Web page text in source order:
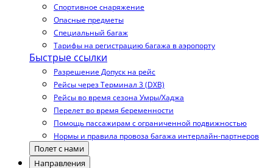
Спортивное снаряжение
Опасные предметы
Специальный багаж
Тарифы на регистрацию багажа в аэропорту
Быстрые ссылки
Разрешение Допуск на рейс
Рейсы через Терминал 3 (DXB)
Рейсы во время сезона Умры/Хаджа
Перелет во время беременности
Помощь пассажирам с ограниченной подвижностью
Нормы и правила провоза багажа интерлайн-партнеров
Полет с нами
Направления